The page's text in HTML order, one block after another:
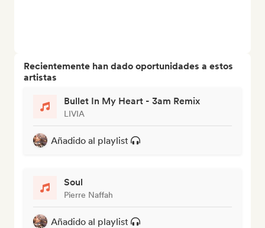
Recientemente han dado oportunidades a estos
artistas
Bullet In My Heart - 3am Remix
LIVIA
Añadido al playlist
Soul
Pierre Naffah
Añadido al playlist